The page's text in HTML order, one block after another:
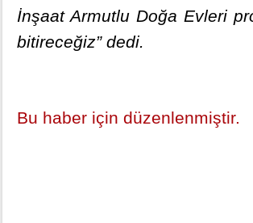
İnşaat Armutlu Doğa Evleri
bitireceğiz” dedi.
Bu haber için düzenlenmiştir.